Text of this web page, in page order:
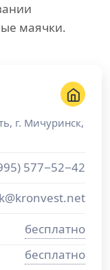
маячки.
, г. Мичуринск,
577−52−42
бесплатно
бесплатно